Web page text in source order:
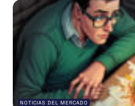
NOTICIAS DEL MERCADO